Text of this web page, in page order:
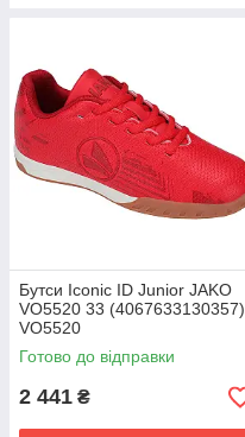
Бутси Iconic ID Junior JAKO
VO5520 33 (4067633130357)
VO5520
Готово до відправки
2 441 ₴